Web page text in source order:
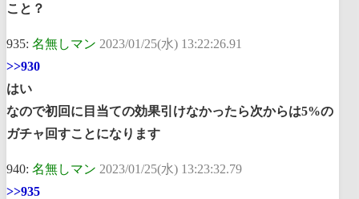
こと？
935: 名無しマン 2023/01/25(水) 13:22:26.91
>>930
はい
なので初回に目当ての効果引けなかったら次からは5%の
ガチャ回すことになります
940: 名無しマン 2023/01/25(水) 13:23:32.79
>>935